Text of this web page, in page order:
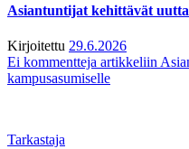
Asiantuntijat kehittävät
Kirjoitettu 29.6.2026
Ei kommentteja artikkeliin
kampusasumiselle
Tarkastaja